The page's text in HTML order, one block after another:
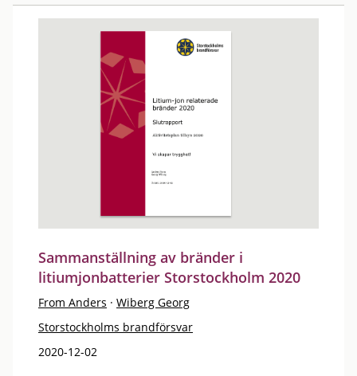
Sammanställning av bränder i
litiumjonbatterier Storstockholm 2020
From Anders · Wiberg Georg
Storstockholms brandförsvar
2020-12-02